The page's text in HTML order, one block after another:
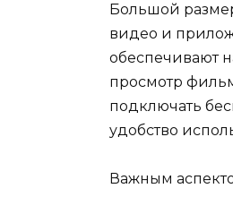
Большой
видео и
обеспечивают
просмотр
подключать
удобство
Важным